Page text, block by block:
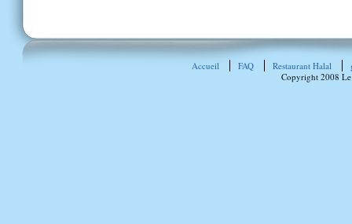
Accueil FAQ Restaurant Halal
Copyright 2008